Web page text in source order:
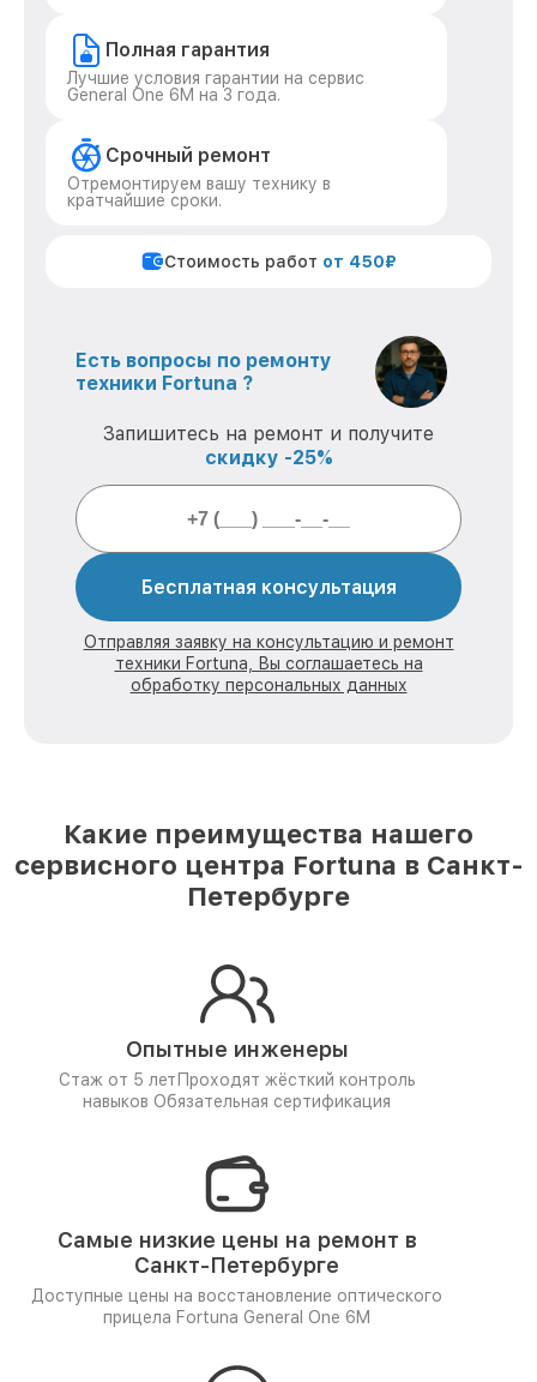
Полная гарантия
Лучшие условия гарантии на сервис
General One 6M на 3 года.
Срочный ремонт
Отремонтируем вашу технику в
кратчайшие сроки.
Стоимость работ от 450₽
Есть вопросы по ремонту
техники Fortuna ?
Запишитесь на ремонт и получите
скидку -25%
Бесплатная консультация
Отправляя заявку на консультацию и ремонт
техники Fortuna, Вы соглашаетесь на
обработку персональных данных
Какие преимущества нашего
сервисного центра Fortuna в Санкт-
Петербурге
Опытные инженеры
Стаж от 5 лет Проходят жёсткий контроль
навыков Обязательная сертификация
Самые низкие цены на ремонт в
Санкт-Петербурге
Доступные цены на восстановление оптического
прицела Fortuna General One 6M